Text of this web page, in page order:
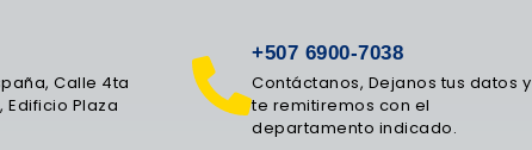
Calle 4ta
Edificio Plaza
+507 6900-7038
Contáctanos, Dejanos tus datos y
te remitiremos con el
departamento indicado.